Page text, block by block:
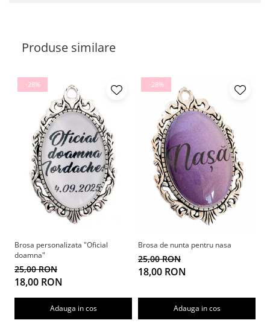
Produse similare
-28%
Brosa personalizata "Oficial
doamna"
25,00 RON
18,00 RON
Adauga in cos
-28%
Brosa de nunta pentru nasa
25,00 RON
18,00 RON
Adauga in cos